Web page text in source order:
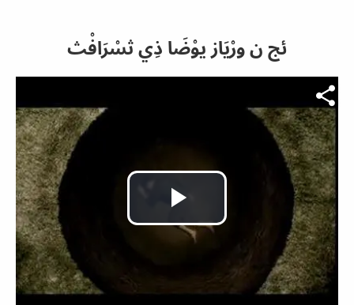
Fichier vidéo
Play
Video
ئج ن ورْيَاز يوْضَا ذِي ثسْرَافْث